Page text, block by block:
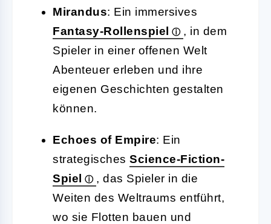
Mirandus: Ein immersives
Fantasy-Rollenspiel
, in dem
Spieler in einer offenen Welt
Abenteuer erleben und ihre
eigenen Geschichten gestalten
können.
Echoes of Empire: Ein
strategisches Science-Fiction-
Spiel
, das Spieler in die
Weiten des Weltraums entführt,
wo sie Flotten bauen und